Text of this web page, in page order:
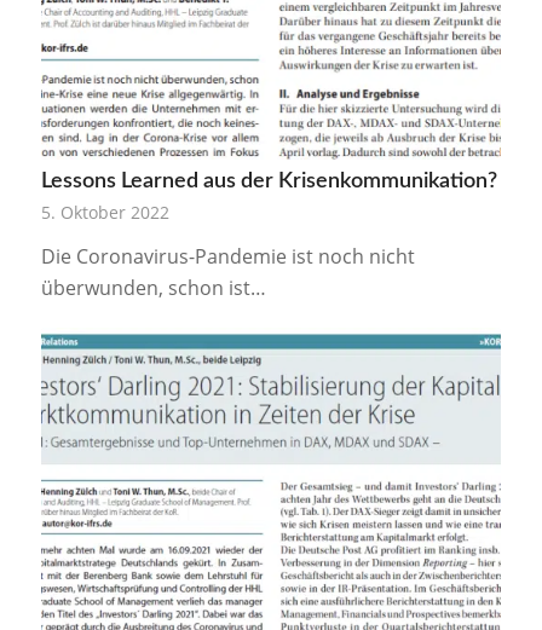
Lessons Learned aus der Krisenkommunikation?
5. Oktober 2022
Die Coronavirus-Pandemie ist noch nicht
überwunden, schon ist…